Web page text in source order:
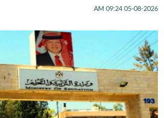
05-08-2026 09:24 AM